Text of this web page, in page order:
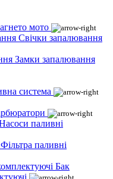
мото
Свічки запалювання
Замки запалювання
система
паливні
Фільтра паливні
Бак